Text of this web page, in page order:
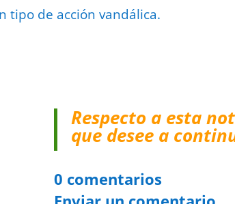
tipo de acción vandálica.
Respecto a esta
que desee a
0 comentarios